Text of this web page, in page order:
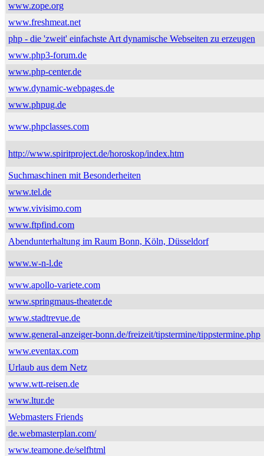
www.zope.org
www.freshmeat.net
php - die 'zweit' einfachste Art dynamische Webseiten zu erzeugen
www.php3-forum.de
www.php-center.de
www.dynamic-webpages.de
www.phpug.de
www.phpclasses.com
http://www.spiritproject.de/horoskop/index.htm
Suchmaschinen mit Besonderheiten
www.tel.de
www.vivisimo.com
www.ftpfind.com
Abendunterhaltung im Raum Bonn, Köln, Düsseldorf
www.w-n-l.de
www.apollo-variete.com
www.springmaus-theater.de
www.stadtrevue.de
www.general-anzeiger-bonn.de/freizeit/tipstermine/tippstermine.php
www.eventax.com
Urlaub aus dem Netz
www.wtt-reisen.de
www.ltur.de
Webmasters Friends
de.webmasterplan.com/
www.teamone.de/selfhtml